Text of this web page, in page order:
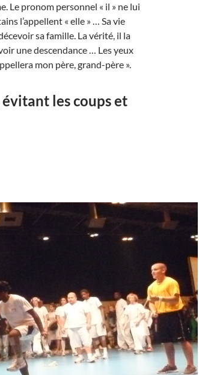
Le pronom personnel « il » ne lui
l’appellent « elle » … Sa vie
sa famille. La vérité, il la
une descendance … Les yeux
mon père, grand-père ».
les coups et